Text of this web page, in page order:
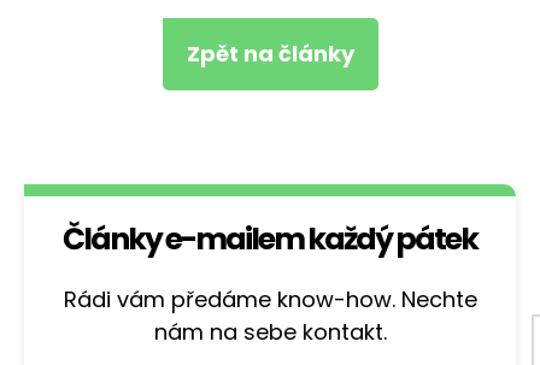
Zpět na články
Články e-mailem každý pátek
Rádi vám předáme know-how. Nechte
nám na sebe kontakt.